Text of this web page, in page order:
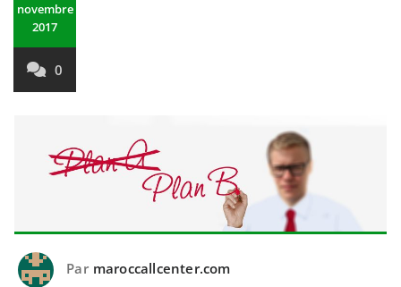
novembre
2017
0
Par maroccallcenter.com